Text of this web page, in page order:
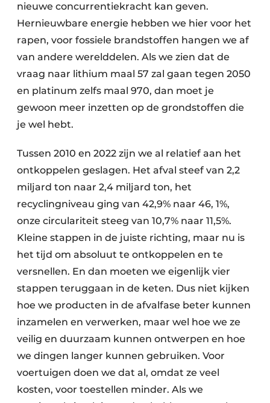
nieuwe concurrentiekracht kan geven.
Hernieuwbare energie hebben we hier voor het
rapen, voor fossiele brandstoffen hangen we af
van andere werelddelen. Als we zien dat de
vraag naar lithium maal 57 zal gaan tegen 2050
en platinum zelfs maal 970, dan moet je
gewoon meer inzetten op de grondstoffen die
je wel hebt.
Tussen 2010 en 2022 zijn we al relatief aan het
ontkoppelen geslagen. Het afval steef van 2,2
miljard ton naar 2,4 miljard ton, het
recyclingniveau ging van 42,9% naar 46, 1%,
onze circulariteit steeg van 10,7% naar 11,5%.
Kleine stappen in de juiste richting, maar nu is
het tijd om absoluut te ontkoppelen en te
versnellen. En dan moeten we eigenlijk vier
stappen teruggaan in de keten. Dus niet kijken
hoe we producten in de afvalfase beter kunnen
inzamelen en verwerken, maar wel hoe we ze
veilig en duurzaam kunnen ontwerpen en hoe
we dingen langer kunnen gebruiken. Voor
voertuigen doen we dat al, omdat ze veel
kosten, voor toestellen minder. Als we